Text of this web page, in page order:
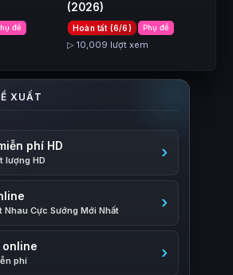
đề
(2026)
Hoàn tất (6/6) Phụ đề
▷ 10,009 lượt xem
phí HD
lượng HD
Nhau Cực Sướng Mới Nhất
phí